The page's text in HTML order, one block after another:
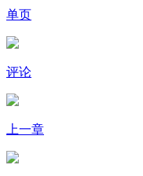
单页
评论
上一章